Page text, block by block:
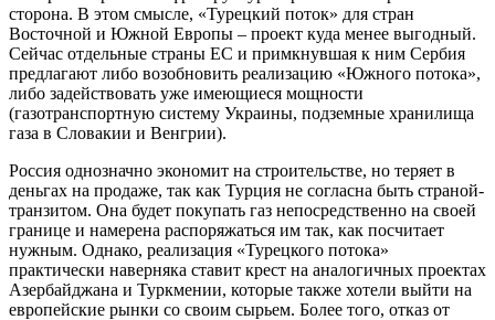
сторона. В этом смысле, «Турецкий поток» для стран
Восточной и Южной Европы – проект куда менее выгодный.
Сейчас отдельные страны ЕС и примкнувшая к ним Сербия
предлагают либо возобновить реализацию «Южного потока»,
либо задействовать уже имеющиеся мощности
(газотранспортную систему Украины, подземные хранилища
газа в Словакии и Венгрии).
Россия однозначно экономит на строительстве, но теряет в
деньгах на продаже, так как Турция не согласна быть страной-
транзитом. Она будет покупать газ непосредственно на своей
границе и намерена распоряжаться им так, как посчитает
нужным. Однако, реализация «Турецкого потока»
практически наверняка ставит крест на аналогичных проектах
Азербайджана и Туркмении, которые также хотели выйти на
европейские рынки со своим сырьем. Более того, отказ от